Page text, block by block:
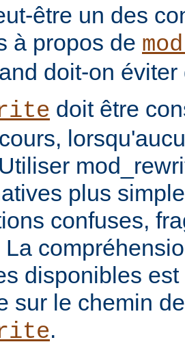
être un des
à propos de
doit-on éviter
doit être
plus
confuses,
La
disponibles
sur le chemin
.